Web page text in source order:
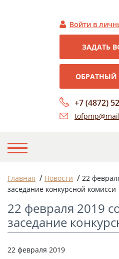
+7 (4872)
Войти в
ЗАДАТЬ
ОБРАТНЫЙ
О НАС
НОВОСТИ
СТАТЬИ
КАЛЬКУЛЯТОР
Главная / Новости / 22
заседание конкурсной комисси
22 февраля 2019
заседание
22 февраля 2019